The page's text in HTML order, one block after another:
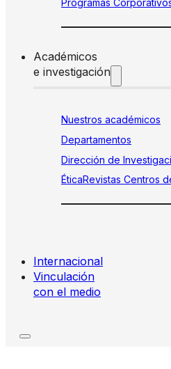
Académicos
e investigación
Nuestros académicos
Departamentos
Dirección de
ÉticaRevistas Centros
Internacional
Vinculación
con el medio